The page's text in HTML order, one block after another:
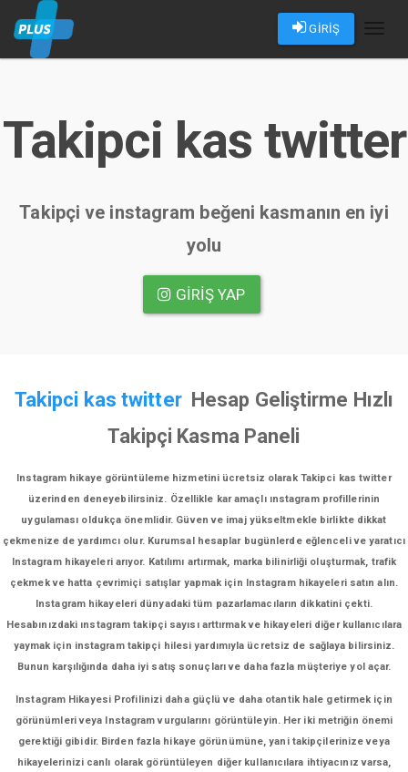
GİRİŞ
Takipci kas twitter
Takipçi ve instagram beğeni kasmanın en iyi
yolu
GIRIŞ YAP
Takipci kas twitterHesap Geliştirme Hızlı
Takipçi Kasma Paneli
Instagram hikaye görüntüleme hizmetini ücretsiz olarak Takipci kas twitter
üzerinden deneyebilirsiniz. Özellikle kar amaçlı ınstagram profillerinin
uygulaması oldukça önemlidir. Güven ve imaj yükseltmekle birlikte dikkat
çekmenize de yardımcı olur. Kurumsal hesaplar bugünlerde eğlenceli ve yaratıcı
Instagram hikayeleri arıyor. Katılımı artırmak, marka bilinirliği oluşturmak, trafik
çekmek ve hatta çevrimiçi satışlar yapmak için Instagram hikayeleri satın alın.
Instagram hikayeleri dünyadaki tüm pazarlamacıların dikkatini çekti.
Hesabınızdaki ınstagram takipçi sayısı arttırmak ve hikayeleri diğer kullanıcılara
yaymak için instagram takipçi hilesi yardımıyla ücretsiz de sağlaya bilirsiniz.
Bunun karşılığında daha iyi satış sonuçları ve daha fazla müşteriye yol açar.
Instagram Hikayesi Profilinizi daha güçlü ve daha otantik hale getirmek için
görünümleri veya Instagram vurgularını görüntüleyin. Her iki metriğin önemi
gerektiği gibidir. Birden fazla hikaye görünümüne, yani takipçilerinize veya
hikayelerinizi canlı olarak görüntüleyen diğer kullanıcılara ihtiyacınız varsa,